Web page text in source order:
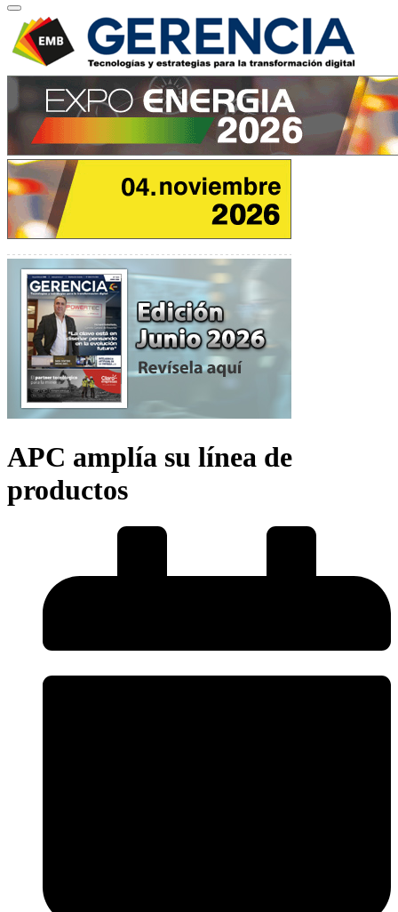
APC amplía su línea de
productos